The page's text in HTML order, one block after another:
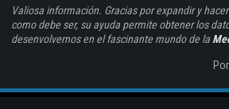
Valiosa información. Gracias por expandir y
como debe ser, su ayuda permite obtener los
desenvolvernos en el fascinante mundo de la